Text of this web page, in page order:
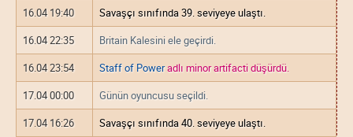
16.04 19:40
Savaşçı sınıfında 39. seviyeye ulaştı.
16.04 22:35
Britain Kalesini ele geçirdi.
16.04 23:54
Staff of Poweradlı minor artifacti düşürdü.
17.04 00:00
Günün oyuncusu seçildi.
17.04 16:26
Savaşçı sınıfında 40. seviyeye ulaştı.